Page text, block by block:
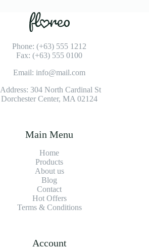
Phone: (+63) 555 1212
Fax: (+63) 555 0100
Email: info@mail.com
Address: 304 North Cardinal St.
Dorchester Center, MA 02124
Main Menu
Home
Products
About us
Blog
Contact
Hot Offers
Terms & Conditions
Account